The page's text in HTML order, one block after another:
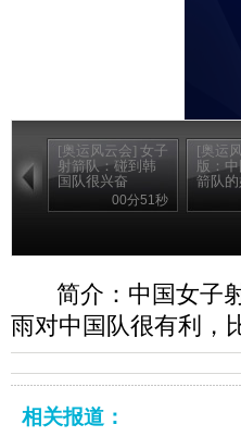
[奥运风云会] 女子
射箭队：碰到韩
国队很兴奋
00分51秒
[奥运
版：
箭队
简介：中国女子
雨对中国队很有利，
相关报道：